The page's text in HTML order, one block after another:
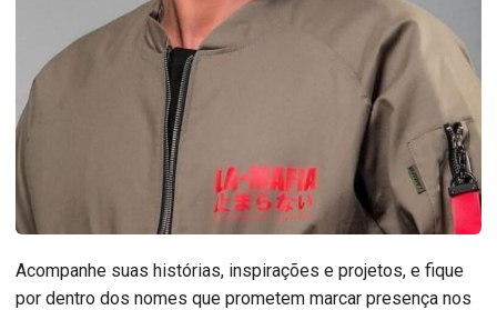
Acompanhe suas histórias, inspirações e projetos, e fique
por dentro dos nomes que prometem marcar presença nos